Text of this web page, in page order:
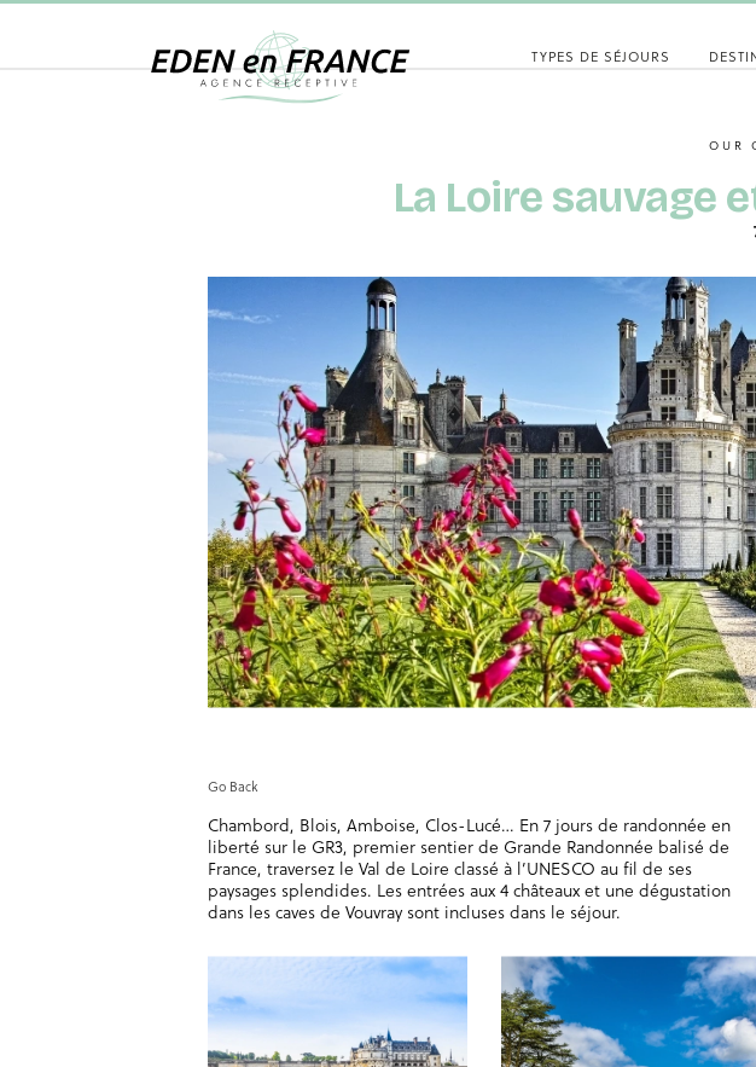
TYPES DE SÉJOURS
OUR
La Loire sauvage
Go Back
Chambord, Blois, Amboise, Clos-Lucé… En 7 jours de randonnée en
liberté sur le GR3, premier sentier de Grande Randonnée balisé de
France, traversez le Val de Loire classé à l’UNESCO au fil de ses
paysages splendides. Les entrées aux 4 châteaux et une dégustation
dans les caves de Vouvray sont incluses dans le séjour.